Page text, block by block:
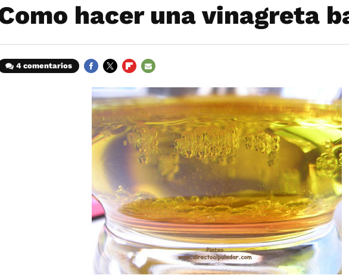
hacer una vinagreta
4 comentarios
MAIL